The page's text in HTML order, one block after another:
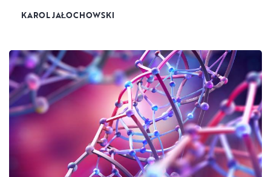
KAROL JAŁOCHOWSKI